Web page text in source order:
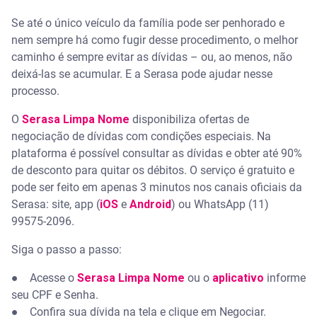
Se até o único veículo da família pode ser penhorado e
nem sempre há como fugir desse procedimento, o melhor
caminho é sempre evitar as dívidas – ou, ao menos, não
deixá-las se acumular. E a Serasa pode ajudar nesse
processo.
O Serasa Limpa Nome disponibiliza ofertas de
negociação de dívidas com condições especiais. Na
plataforma é possível consultar as dívidas e obter até 90%
de desconto para quitar os débitos. O serviço é gratuito e
pode ser feito em apenas 3 minutos nos canais oficiais da
Serasa: site, app (iOS e Android) ou WhatsApp (11)
99575-2096.
Siga o passo a passo:
● Acesse o Serasa Limpa Nome ou o aplicativo informe
seu CPF e Senha.
● Confira sua dívida na tela e clique em Negociar.